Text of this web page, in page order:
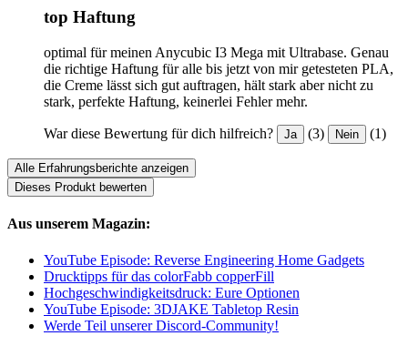
top Haftung
optimal für meinen Anycubic I3 Mega mit Ultrabase. Genau
die richtige Haftung für alle bis jetzt von mir getesteten PLA,
die Creme lässt sich gut auftragen, hält stark aber nicht zu
stark, perfekte Haftung, keinerlei Fehler mehr.
War diese Bewertung für dich hilfreich? Ja (3) Nein (1)
Alle Erfahrungsberichte anzeigen
Dieses Produkt bewerten
Aus unserem Magazin:
YouTube Episode: Reverse Engineering Home Gadgets
Drucktipps für das colorFabb copperFill
Hochgeschwindigkeitsdruck: Eure Optionen
YouTube Episode: 3DJAKE Tabletop Resin
Werde Teil unserer Discord-Community!